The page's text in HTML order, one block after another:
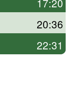
17:20
20:36
22:31